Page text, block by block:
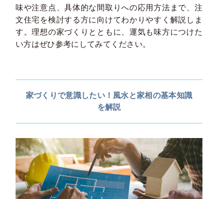
味や注意点、具体的な間取りへの応用方法まで、注
文住宅を検討する方に向けてわかりやすく解説しま
す。理想の家づくりとともに、運気も味方につけた
い方はぜひ参考にしてみてください。
家づくりで意識したい！風水と家相の基本知識
を解説